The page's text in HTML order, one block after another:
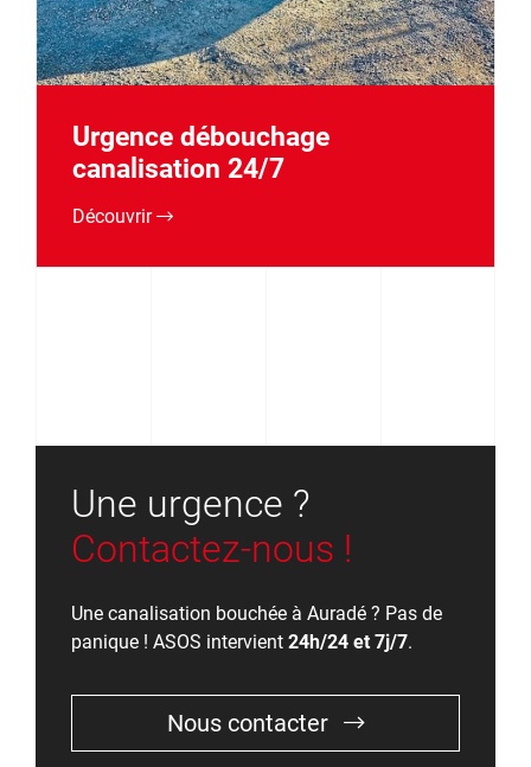
Urgence débouchage
canalisation 24/7
Découvrir
Une urgence ?
Contactez-nous !
Une canalisation bouchée à Auradé ? Pas de
panique ! ASOS intervient 24h/24 et 7j/7.
Nous contacter